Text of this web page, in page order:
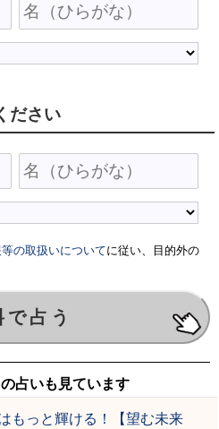
ださい
の取扱いについてに従い、目的外の
占いも見ています
もっと輝ける！【望む未来